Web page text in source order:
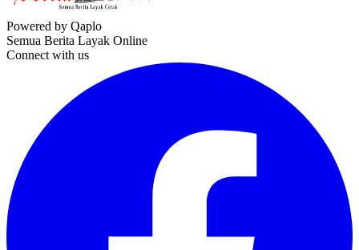
Powered by Qaplo
Semua Berita Layak Online
Connect with us